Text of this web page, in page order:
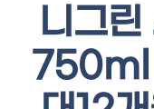
니그
750ml